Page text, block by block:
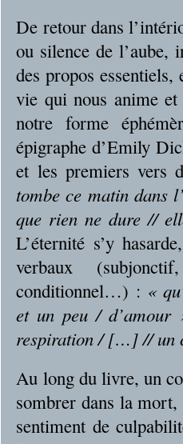
De retour dans
ou silence de l’aube,
des propos
vie qui nous anime et
notre forme
épigraphe d’Emily
et les premiers vers
tombe ce matin dans
que rien ne dure //
L’éternité s’y
verbaux
conditionnel…) : «
et un peu / d’amour
respiration / […] // un
Au long du livre, un
sombrer dans la mort,
sentiment de